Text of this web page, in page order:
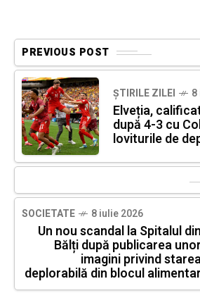
PREVIOUS POST
ȘTIRILE ZILEI
Elveția,
după 4-3 cu
loviturile de
SOCIETATE 8 iulie 2026
Un nou scandal la Spitalul din
Bălți după publicarea unor
imagini privind
deplorabilă din blocul alimentar